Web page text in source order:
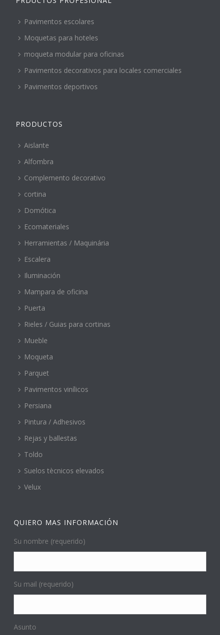
Pavimentos escolares
Moquetas para hoteles
moqueta modular para oficinas
Pavimentos decorativos para locales comerciales
Pavimentos deportivos
PRODUCTOS
Aislante
Alfombra
Complemento decorativo
cortina
Domótica
Ecomateriales
Herramientas / Maquinária
Escalera
Iluminación
Mampara de oficina
Puerta
Rieles / Guias para cortinas
Mueble
Moqueta
Parquet
Pavimentos vinílicos
Persiana
Pintura / Adhesivos
Rejas y ballestas
Toldo
Suelos tècnicos elevados
Velux
QUIERO MAS INFORMACIÓN
Su nombre (requerido)
Su mail (requerido)
Asunto